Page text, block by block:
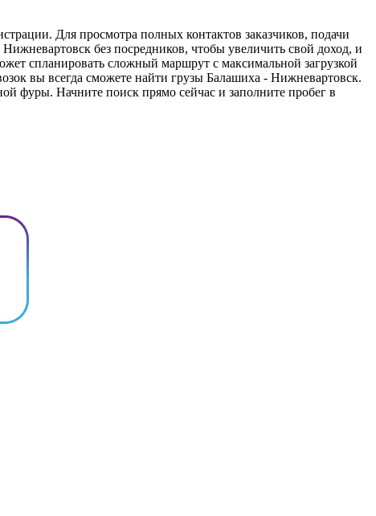
Для просмотра полных контактов заказчиков, подачи
без посредников, чтобы увеличить свой доход, и
спланировать сложный маршрут с максимальной загрузкой
вы всегда сможете найти грузы Балашиха - Нижневартовск.
фуры. Начните поиск прямо сейчас и заполните пробег в